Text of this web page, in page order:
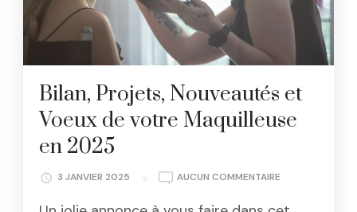
Bilan, Projets, Nouveautés et
Voeux de votre Maquilleuse
en 2025
3 JANVIER 2025 AUCUN COMMENTAIRE